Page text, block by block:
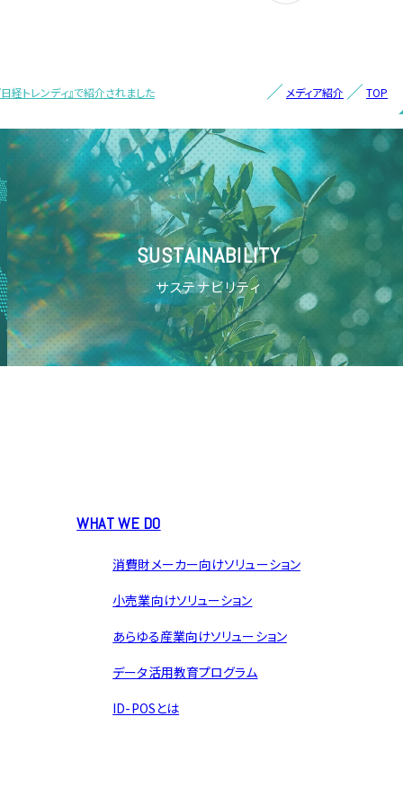
TOP
メディア紹介
経トレンディ』で紹介されました
SUSTAINABILITY
サステナビリティ
WHAT WE DO
消費財メーカー向けソリューション
小売業向けソリューション
あらゆる産業向けソリューション
データ活用教育プログラム
ID-POSとは